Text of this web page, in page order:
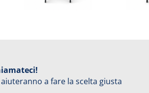
a fare la scelta giusta